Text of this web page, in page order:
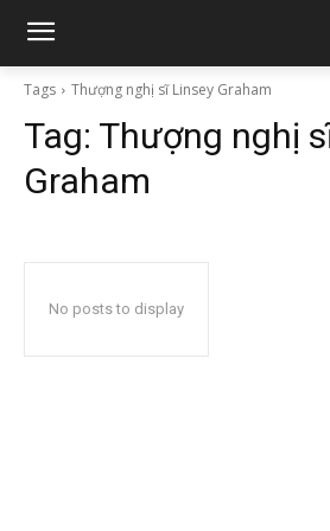
Tags Thượng nghị sĩ Linsey Graham
Tag: Thượng nghị
Graham
No posts to display